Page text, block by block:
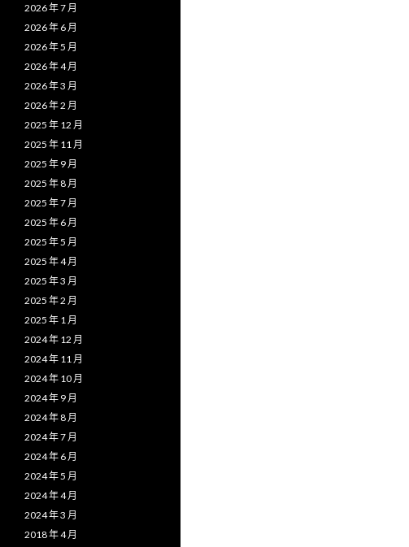
2026 年 7 月
2026 年 6 月
2026 年 5 月
2026 年 4 月
2026 年 3 月
2026 年 2 月
2025 年 12 月
2025 年 11 月
2025 年 9 月
2025 年 8 月
2025 年 7 月
2025 年 6 月
2025 年 5 月
2025 年 4 月
2025 年 3 月
2025 年 2 月
2025 年 1 月
2024 年 12 月
2024 年 11 月
2024 年 10 月
2024 年 9 月
2024 年 8 月
2024 年 7 月
2024 年 6 月
2024 年 5 月
2024 年 4 月
2024 年 3 月
2018 年 4 月